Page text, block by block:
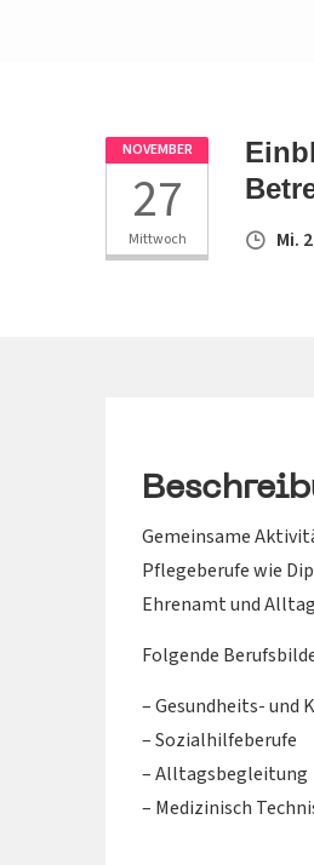
NOVEMBER
27
Mittwoch Mi.
Gemeinsame
Pflegeberufe wie
Ehrenamt und
Folgende
– Gesundheits- und
– Sozialhilfeberufe
– Alltagsbegleitung
– Medizinisch